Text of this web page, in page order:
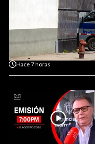
Hace7 horas